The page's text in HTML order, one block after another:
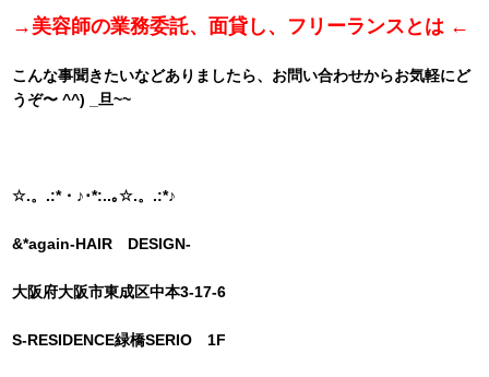
→美容師の業務委託、面貸し、フリーランスとは ←
こんな事聞きたいなどありましたら、お問い合わせからお気軽にど
うぞ〜 ^^) _旦~~
☆.。.:*・♪･*:..｡☆.。.:*♪
&*again-HAIR DESIGN-
大阪府大阪市東成区中本3-17-6
S-RESIDENCE緑橋SERIO 1F